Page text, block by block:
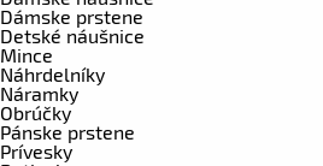
Dámske prstene
Detské náušnice
Mince
Náhrdelníky
Náramky
Obrúčky
Pánske prstene
Prívesky